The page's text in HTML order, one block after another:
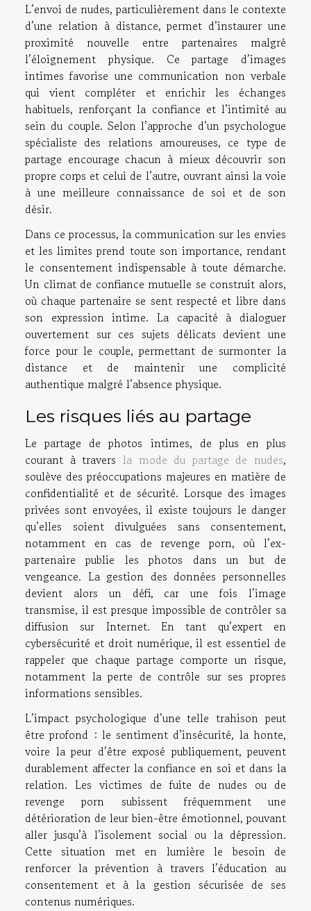
L’envoi de nudes, particulièrement dans le contexte
d’une relation à distance, permet d’instaurer une
proximité nouvelle entre partenaires malgré
l’éloignement physique. Ce partage d’images
intimes favorise une communication non verbale
qui vient compléter et enrichir les échanges
habituels, renforçant la confiance et l’intimité au
sein du couple. Selon l’approche d’un psychologue
spécialiste des relations amoureuses, ce type de
partage encourage chacun à mieux découvrir son
propre corps et celui de l’autre, ouvrant ainsi la voie
à une meilleure connaissance de soi et de son
désir.
Dans ce processus, la communication sur les envies
et les limites prend toute son importance, rendant
le consentement indispensable à toute démarche.
Un climat de confiance mutuelle se construit alors,
où chaque partenaire se sent respecté et libre dans
son expression intime. La capacité à dialoguer
ouvertement sur ces sujets délicats devient une
force pour le couple, permettant de surmonter la
distance et de maintenir une complicité
authentique malgré l’absence physique.
Les risques liés au partage
Le partage de photos intimes, de plus en plus
courant à travers la mode du partage de nudes,
soulève des préoccupations majeures en matière de
confidentialité et de sécurité. Lorsque des images
privées sont envoyées, il existe toujours le danger
qu’elles soient divulguées sans consentement,
notamment en cas de revenge porn, où l’ex-
partenaire publie les photos dans un but de
vengeance. La gestion des données personnelles
devient alors un défi, car une fois l’image
transmise, il est presque impossible de contrôler sa
diffusion sur Internet. En tant qu’expert en
cybersécurité et droit numérique, il est essentiel de
rappeler que chaque partage comporte un risque,
notamment la perte de contrôle sur ses propres
informations sensibles.
L’impact psychologique d’une telle trahison peut
être profond : le sentiment d’insécurité, la honte,
voire la peur d’être exposé publiquement, peuvent
durablement affecter la confiance en soi et dans la
relation. Les victimes de fuite de nudes ou de
revenge porn subissent fréquemment une
détérioration de leur bien-être émotionnel, pouvant
aller jusqu’à l’isolement social ou la dépression.
Cette situation met en lumière le besoin de
renforcer la prévention à travers l’éducation au
consentement et à la gestion sécurisée de ses
contenus numériques.